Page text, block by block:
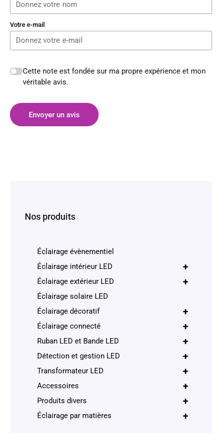
Votre e-mail
Cette note est fondée sur ma propre expérience et mon
véritable avis.
Envoyer un avis
Nos produits
Éclairage évènementiel
+
Éclairage intérieur LED
+
Éclairage extérieur LED
Éclairage solaire LED
+
Éclairage décoratif
+
Éclairage connecté
+
Ruban LED et Bande LED
+
Détection et gestion LED
+
Transformateur LED
+
Accessoires
+
Produits divers
+
Éclairage par matières